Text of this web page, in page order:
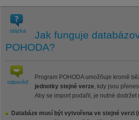
otázka
Jak funguje
POHODA?
odpověď
Program POHODA umožňuje kromě
jednotky stejné verze, kdy jsou
Aby se import podařil, je nutné dodržet
Databáze musí být vytvořena ve stejné verzi